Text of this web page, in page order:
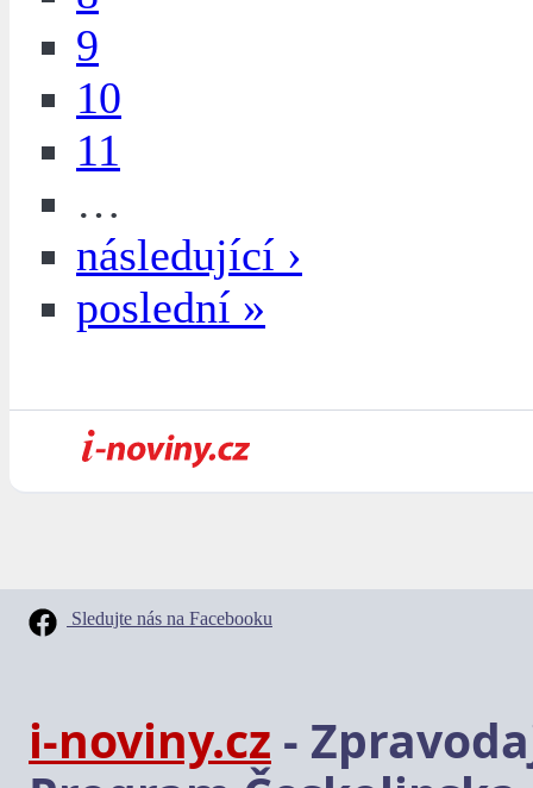
9
10
11
…
následující ›
poslední »
Sledujte nás na Facebooku
i-noviny.cz -